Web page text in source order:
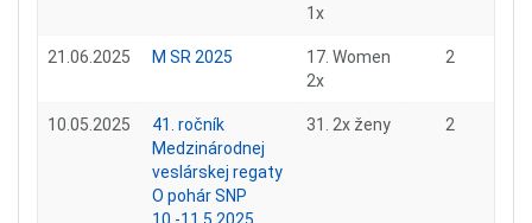
1x
21.06.2025 M SR 2025
17. Women
2x
2
10.05.2025
41. ročník
Medzinárodnej
veslárskej regaty
O pohár SNP
31. 2x ženy 2